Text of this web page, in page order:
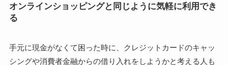
オンラインショッピングと同じように気軽に利用でき
る
手元に現金がなくて困った時に、クレジットカードのキャッ
シングや消費者金融からの借り入れをしようかと考える人も